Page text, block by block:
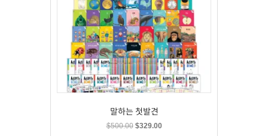
말하는 첫발견
$500.00 Original
$329.00Current